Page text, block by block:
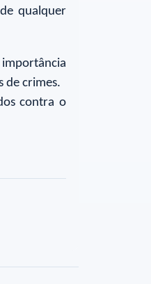
qualquer
importância
de crimes.
contra o